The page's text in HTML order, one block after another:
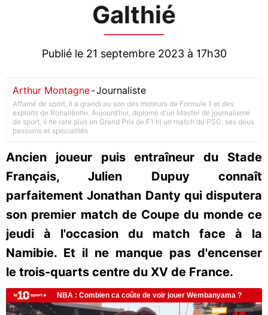
Galthié
Publié le 21 septembre 2023 à 17h30
Arthur Montagne-Journaliste
Affamé de sport, il a grandi au son des moteurs de Formule 1 et des
exploits de Ronaldinho. Aujourd’hui, diplomé d'un Master de journalisme
de sport, il ne rate plus un Grand Prix de F1 ni un match du PSG, ses deux
passions et spécialités
Ancien joueur puis entraîneur du Stade
Français, Julien Dupuy connaît
parfaitement Jonathan Danty qui disputera
son premier match de Coupe du monde ce
jeudi à l'occasion du match face à la
Namibie. Et il ne manque pas d'encenser
le trois-quarts centre du XV de France.